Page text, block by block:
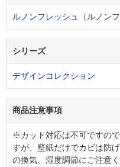
ルノンフレッシュ （ルノン
シリーズ
デザインコレクション
商品注意事項
※カット対応は不可ですの
すが、壁紙だけでカビは防
の換気、湿度調節にご注意